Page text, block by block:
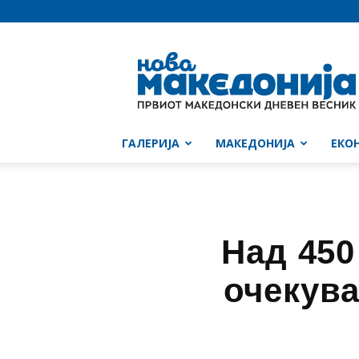
Македонија
ГАЛЕРИЈА МАКЕДОНИЈА
Над